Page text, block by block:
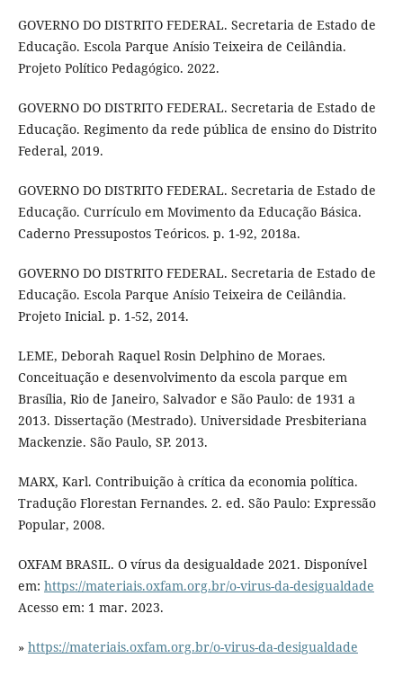
GOVERNO DO DISTRITO FEDERAL. Secretaria de Estado de
Educação. Escola Parque Anísio Teixeira de Ceilândia.
Projeto Político Pedagógico. 2022.
GOVERNO DO DISTRITO FEDERAL. Secretaria de Estado de
Educação. Regimento da rede pública de ensino do Distrito
Federal, 2019.
GOVERNO DO DISTRITO FEDERAL. Secretaria de Estado de
Educação. Currículo em Movimento da Educação Básica.
Caderno Pressupostos Teóricos. p. 1-92, 2018a.
GOVERNO DO DISTRITO FEDERAL. Secretaria de Estado de
Educação. Escola Parque Anísio Teixeira de Ceilândia.
Projeto Inicial. p. 1-52, 2014.
LEME, Deborah Raquel Rosin Delphino de Moraes.
Conceituação e desenvolvimento da escola parque em
Brasília, Rio de Janeiro, Salvador e São Paulo: de 1931 a
2013. Dissertação (Mestrado). Universidade Presbiteriana
Mackenzie. São Paulo, SP. 2013.
MARX, Karl. Contribuição à crítica da economia política.
Tradução Florestan Fernandes. 2. ed. São Paulo: Expressão
Popular, 2008.
OXFAM BRASIL. O vírus da desigualdade 2021. Disponível
em: https://materiais.oxfam.org.br/o-virus-da-desigualdade
Acesso em: 1 mar. 2023.
» https://materiais.oxfam.org.br/o-virus-da-desigualdade